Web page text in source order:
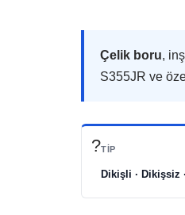
Çelik boru,
S355JR ve
?TIP
Dikişli · Dikişsiz